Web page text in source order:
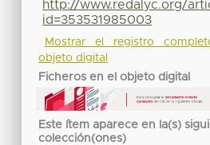
http://www.redalyc.org/
id=353531985003
Mostrar el registro
objeto digital
Ficheros en el objeto digital
Este ítem aparece en la(s)
colección(ones)